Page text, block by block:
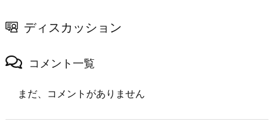
ディスカッション
コメント一覧
まだ、コメントがありません